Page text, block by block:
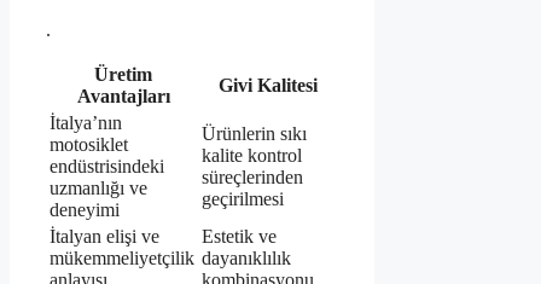
.
Üretim
Avantajları
Givi Kalitesi
İtalya’nın
motosiklet
endüstrisindeki
uzmanlığı ve
deneyimi
Ürünlerin sıkı
kalite kontrol
süreçlerinden
geçirilmesi
İtalyan elişi ve
mükemmeliyetçilik
anlayışı
Estetik ve
dayanıklılık
kombinasyonu